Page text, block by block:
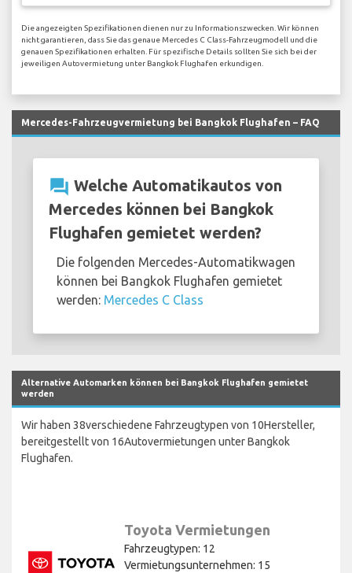
Die angezeigten Spezifikationen dienen nur zu Informationszwecken. Wir können
nicht garantieren, dass Sie das genaue Mercedes C Class-Fahrzeugmodell und die
genauen Spezifikationen erhalten. Für spezifische Details sollten Sie sich bei der
jeweiligen Autovermietung unter Bangkok Flughafen erkundigen.
Mercedes-Fahrzeugvermietung bei Bangkok Flughafen – FAQ
question_answer Welche Automatikautos von
Mercedes können bei Bangkok
Flughafen gemietet werden?
Die folgenden Mercedes-Automatikwagen
können bei Bangkok Flughafen gemietet
werden: Mercedes C Class
Alternative Automarken können bei Bangkok Flughafen gemietet
werden
Wir haben 38verschiedene Fahrzeugtypen von 10Hersteller,
bereitgestellt von 16Autovermietungen unter Bangkok
Flughafen.
Toyota Vermietungen
Fahrzeugtypen: 12
Vermietungsunternehmen: 15